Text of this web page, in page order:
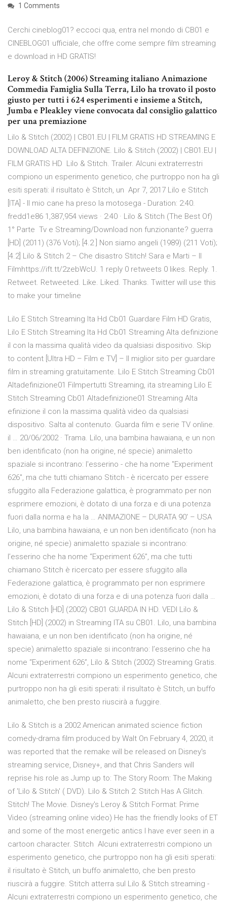
1 Comments
Cerchi cineblog01? eccoci qua, entra nel mondo di CB01 e
CINEBLOG01 ufficiale, che offre come sempre film streaming
e download in HD GRATIS!
Leroy & Stitch (2006) Streaming italiano Animazione
Commedia Famiglia Sulla Terra, Lilo ha trovato il posto
giusto per tutti i 624 esperimenti e insieme a Stitch,
Jumba e Pleakley viene convocata dal consiglio galattico
per una premiazione
Lilo & Stitch (2002) | CB01.EU | FILM GRATIS HD STREAMING E
DOWNLOAD ALTA DEFINIZIONE. Lilo & Stitch (2002) | CB01.EU |
FILM GRATIS HD Lilo & Stitch. Trailer. Alcuni extraterrestri
compiono un esperimento genetico, che purtroppo non ha gli
esiti sperati: il risultato è Stitch, un Apr 7, 2017 Lilo e Stitch
[ITA] - Il mio cane ha preso la motosega - Duration: 2:40.
fredd1e86 1,387,954 views · 2:40 · Lilo & Stitch (The Best Of)
1° Parte Tv e Streaming/Download non funzionante? guerra
[HD] (2011) (376 Voti); [4.2 ] Non siamo angeli (1989) (211 Voti);
[4.2] Lilo & Stitch 2 – Che disastro Stitch! Sara e Marti – Il
Filmhttps://ift.tt/2zebWcU. 1 reply 0 retweets 0 likes. Reply. 1.
Retweet. Retweeted. Like. Liked. Thanks. Twitter will use this
to make your timeline
Lilo E Stitch Streaming Ita Hd Cb01 Guardare Film HD Gratis,
Lilo E Stitch Streaming Ita Hd Cb01 Streaming Alta definizione
il con la massima qualità video da qualsiasi dispositivo. Skip
to content [Ultra HD – Film e TV] – Il miglior sito per guardare
film in streaming gratuitamente. Lilo E Stitch Streaming Cb01
Altadefinizione01 Filmpertutti Streaming, ita streaming Lilo E
Stitch Streaming Cb01 Altadefinizione01 Streaming Alta
efinizione il con la massima qualità video da qualsiasi
dispositivo. Salta al contenuto. Guarda film e serie TV online.
il … 20/06/2002 · Trama. Lilo, una bambina hawaiana, e un non
ben identificato (non ha origine, né specie) animaletto
spaziale si incontrano: l'esserino - che ha nome "Experiment
626", ma che tutti chiamano Stitch - è ricercato per essere
sfuggito alla Federazione galattica, è programmato per non
esprimere emozioni, è dotato di una forza e di una potenza
fuori dalla norma e ha la … ANIMAZIONE – DURATA 90′ – USA
Lilo, una bambina hawaiana, e un non ben identificato (non ha
origine, né specie) animaletto spaziale si incontrano:
l’esserino che ha nome “Experiment 626”, ma che tutti
chiamano Stitch è ricercato per essere sfuggito alla
Federazione galattica, è programmato per non esprimere
emozioni, è dotato di una forza e di una potenza fuori dalla …
Lilo & Stitch [HD] (2002) CB01 GUARDA IN HD. VEDI Lilo &
Stitch [HD] (2002) in Streaming ITA su CB01. Lilo, una bambina
hawaiana, e un non ben identificato (non ha origine, né
specie) animaletto spaziale si incontrano: l’esserino che ha
nome “Experiment 626”, Lilo & Stitch (2002) Streaming Gratis.
Alcuni extraterrestri compiono un esperimento genetico, che
purtroppo non ha gli esiti sperati: il risultato è Stitch, un buffo
animaletto, che ben presto riuscirà a fuggire.
Lilo & Stitch is a 2002 American animated science fiction
comedy-drama film produced by Walt On February 4, 2020, it
was reported that the remake will be released on Disney's
streaming service, Disney+, and that Chris Sanders will
reprise his role as Jump up to: The Story Room: The Making
of 'Lilo & Stitch' ( DVD). Lilo & Stitch 2: Stitch Has A Glitch.
Stitch! The Movie. Disney's Leroy & Stitch Format: Prime
Video (streaming online video) He has the friendly looks of ET
and some of the most energetic antics I have ever seen in a
cartoon character. Stitch Alcuni extraterrestri compiono un
esperimento genetico, che purtroppo non ha gli esiti sperati:
il risultato è Stitch, un buffo animaletto, che ben presto
riuscirà a fuggire. Stitch atterra sul Lilo & Stitch streaming -
Alcuni extraterrestri compiono un esperimento genetico, che